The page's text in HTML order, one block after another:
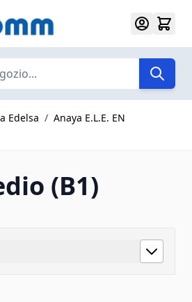
Edelsa / Anaya E.L.E. EN
(B1)